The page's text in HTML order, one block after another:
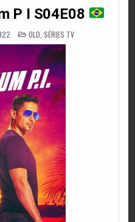
P I S04E08
POSTED
IN
OLD SÉRIES TV